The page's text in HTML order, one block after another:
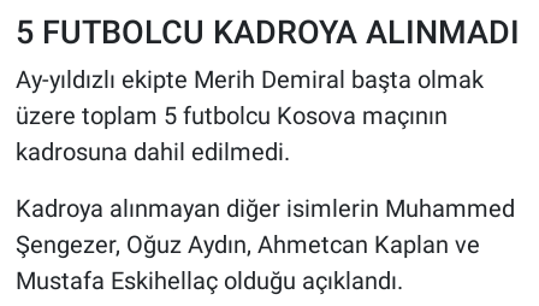
5 FUTBOLCU KADROYA ALINMADI
Ay-yıldızlı ekipte Merih Demiral başta olmak
üzere toplam 5 futbolcu Kosova maçının
kadrosuna dahil edilmedi.
Kadroya alınmayan diğer isimlerin Muhammed
Şengezer, Oğuz Aydın, Ahmetcan Kaplan ve
Mustafa Eskihellaç olduğu açıklandı.
MAGAZİN